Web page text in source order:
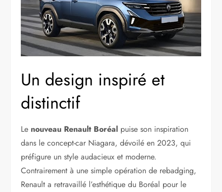
Un design inspiré et
distinctif
Le nouveau Renault Boréal puise son inspiration
dans le concept-car Niagara, dévoilé en 2023, qui
préfigure un style audacieux et moderne.
Contrairement à une simple opération de rebadging,
Renault a retravaillé l’esthétique du Boréal pour le